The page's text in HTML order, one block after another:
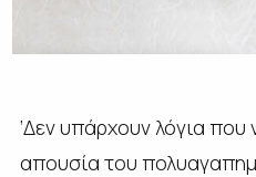
‘Δεν υπάρχουν λόγια
απουσία του